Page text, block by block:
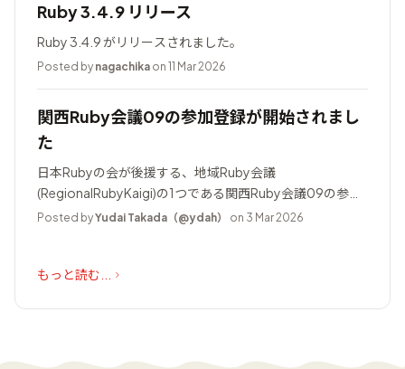
Ruby 3.4.9 リリース
Ruby 3.4.9 がリリースされました。
Posted by nagachika on 11 Mar 2026
関西Ruby会議09の参加登録が開始されまし
た
日本Rubyの会が後援する、地域Ruby会議
(RegionalRubyKaigi)の1つである関西Ruby会議09の参加
登録が開始されました。
Posted byYudai Takada（@ydah） on 3 Mar 2026
もっと読む...